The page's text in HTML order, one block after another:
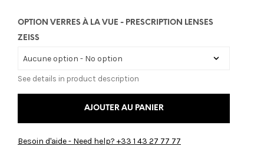
OPTION VERRES À LA VUE - PRESCRIPTION LENSES
ZEISS
See details in product description
AJOUTER AU PANIER
Besoin d'aide - Need help? +33 1 43 27 77 77